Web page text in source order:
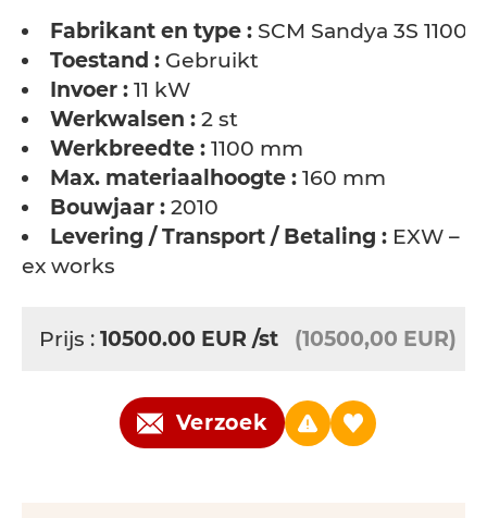
Fabrikant en type : SCM Sandya 3S 1100
Toestand : Gebruikt
Invoer : 11 kW
Werkwalsen : 2 st
Werkbreedte : 1100 mm
Max. materiaalhoogte : 160 mm
Bouwjaar : 2010
Levering / Transport / Betaling : EXW –
ex works
Prijs : 10500.00 EUR /st (10500,00 EUR)
Verzoek